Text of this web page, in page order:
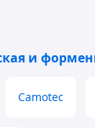
размера —
зная
и
Camotec